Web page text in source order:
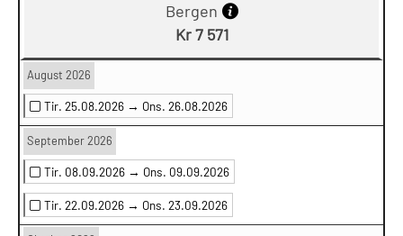
Bergen
Kr 7 571
August 2026
Tir. 25.08.2026 → Ons. 26.08.2026
September 2026
Tir. 08.09.2026 → Ons. 09.09.2026
Tir. 22.09.2026 → Ons. 23.09.2026